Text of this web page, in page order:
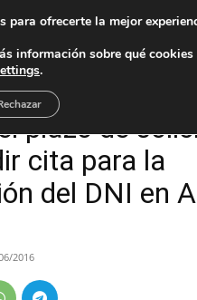
plazo de
cita para la
del DNI en A
2016
para ofrecerte la mejor
información sobre qué
.